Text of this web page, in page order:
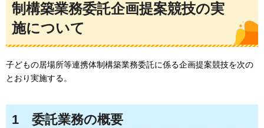
制構築業務委託企画提案競技の実
施について
子どもの居場所等連携体制構築業務委託に係る企画提案競技を次の
とおり実施する。
1 委託業務の概要